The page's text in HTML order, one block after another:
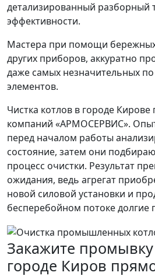
детализированный разборный
эффективности.
Мастера при помощи
других приборов, аккуратно
даже самых незначительных
элементов.
Чистка котлов в городе Кирове
компаний «АРМОСЕРВИС».
перед началом работы
состояние, затем они
процесс очистки. Результат
ожидания, ведь агрегат
новой силовой установки и
бесперебойном потоке долгие
Закажите промывку
городе Киров